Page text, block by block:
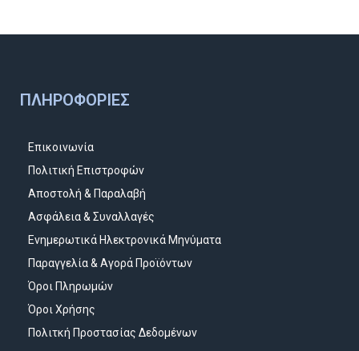
ΠΛΗΡΟΦΟΡΊΕΣ
Επικοινωνία
Πολιτική Επιστροφών
Αποστολή & Παραλαβή
Ασφάλεια & Συναλλαγές
Ενημερωτικά Ηλεκτρονικά Μηνύματα
Παραγγελία & Αγορά Προϊόντων
Όροι Πληρωμών
Όροι Χρήσης
Πολιτκή Προστασίας Δεδομένων